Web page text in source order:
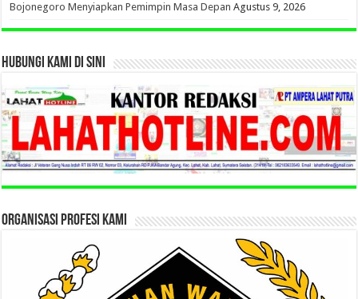
Bojonegoro Menyiapkan Pemimpin Masa Depan Agustus 9, 2026
HUBUNGI KAMI DI SINI
ORGANISASI PROFESI KAMI